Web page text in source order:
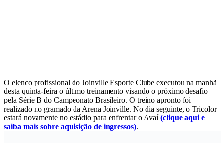
O elenco profissional do Joinville Esporte Clube executou na manhã
desta quinta-feira o último treinamento visando o próximo desafio
pela Série B do Campeonato Brasileiro. O treino apronto foi
realizado no gramado da Arena Joinville. No dia seguinte, o Tricolor
estará novamente no estádio para enfrentar o Avaí(clique aqui e
saiba mais sobre aquisição de ingressos).